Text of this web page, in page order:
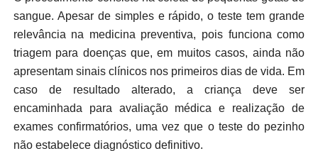
sangue. Apesar de simples e rápido, o teste tem grande
relevância na medicina preventiva, pois funciona como
triagem para doenças que, em muitos casos, ainda não
apresentam sinais clínicos nos primeiros dias de vida. Em
caso de resultado alterado, a criança deve ser
encaminhada para avaliação médica e realização de
exames confirmatórios, uma vez que o teste do pezinho
não estabelece diagnóstico definitivo.